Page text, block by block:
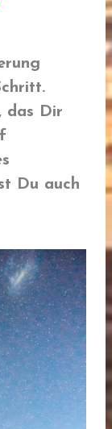
das Dir
Du auch